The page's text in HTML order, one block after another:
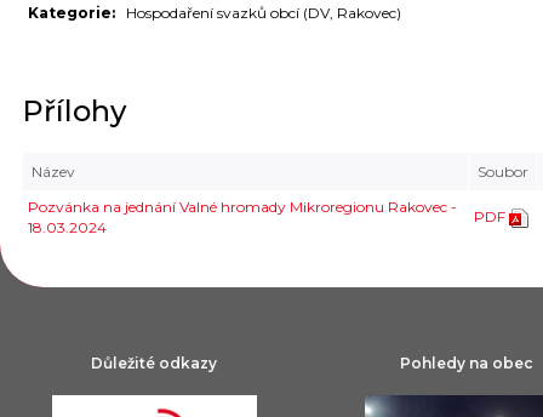
Kategorie: Hospodaření svazků obcí (DV, Rakovec)
Přílohy
Název
Soubor
Pozvánka na jednání Valné hromady Mikroregionu Rakovec -
18.03.2024
PDF
Důležité odkazy Pohledy na obec